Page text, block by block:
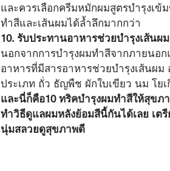
และควรเลือกครีมหมักผมสูตรบำรุงเข้
ทำสีและเส้นผมได้ล้ำลึกมากกว่า
10. รับประทานอาหารช่วยบำรุงเส้นผม
นอกจากการบำรุงผมทำสีจากภายนอ
อาหารที่มีสารอาหารช่วยบำรุงเส้นผ
ประเภท ถั่ว ธัญพืช ผักใบเขียว นม โย
และนี่ก็คือ10 ทริคบำรุงผมทำสีให้สุขภ
ทำวิธีดูแลผมหลังย้อมสีนี้กันได้เลย เต
นุ่มสลวยดูสุขภาพดี